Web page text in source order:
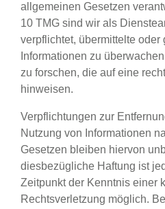
allgemeinen Gesetzen
10 TMG sind wir als
verpflichtet, übermittelte oder
Informationen zu
zu forschen, die auf eine
hinweisen.
Verpflichtungen zur
Nutzung von Informationen
Gesetzen bleiben hiervon
diesbezügliche Haftung ist
Zeitpunkt der Kenntnis einer
Rechtsverletzung möglich.